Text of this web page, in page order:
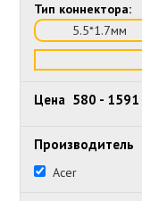
Тип коннектора:
5.5*1.7мм
Цена 580 - 1591
Производитель
Acer